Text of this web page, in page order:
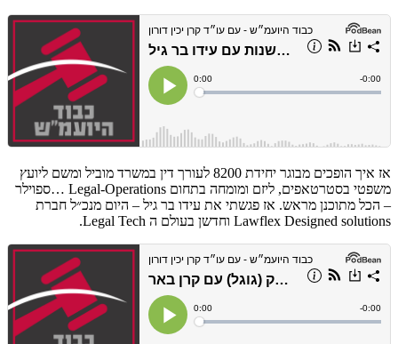
אז איך הופכים מבוגר יחידת 8200 לעורך דין במשרד מוביל ומשם ליועץ
משפטי בסטרטאפים, ליזם ומומחה בתחום
Legal-Operations …ספוילר
– הכל מתוכנן מראש. אז פגשתי את עידו בר גיל – היום מנכ״ל חברת
Lawflex Designed solutions וחדשן בעולם ה Legal Tech.